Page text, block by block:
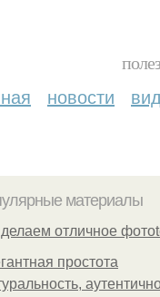
новости
материалы
отличное
простота